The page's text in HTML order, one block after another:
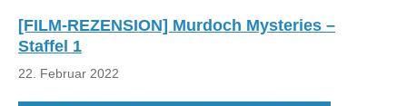
[FILM-REZENSION] Murdoch Mysteries –
Staffel 1
22. Februar 2022